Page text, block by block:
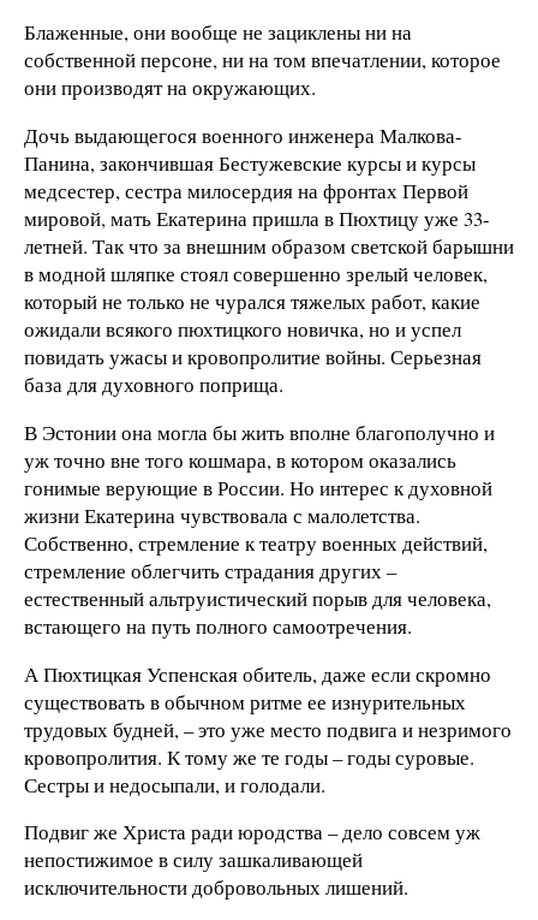
Блаженные, они вообще не зациклены ни на
собственной персоне, ни на том впечатлении, которое
они производят на окружающих.
Дочь выдающегося военного инженера Малкова-
Панина, закончившая Бестужевские курсы и курсы
медсестер, сестра милосердия на фронтах Первой
мировой, мать Екатерина пришла в Пюхтицу уже 33-
летней. Так что за внешним образом светской барышни
в модной шляпке стоял совершенно зрелый человек,
который не только не чурался тяжелых работ, какие
ожидали всякого пюхтицкого новичка, но и успел
повидать ужасы и кровопролитие войны. Серьезная
база для духовного поприща.
В Эстонии она могла бы жить вполне благополучно и
уж точно вне того кошмара, в котором оказались
гонимые верующие в России. Но интерес к духовной
жизни Екатерина чувствовала с малолетства.
Собственно, стремление к театру военных действий,
стремление облегчить страдания других –
естественный альтруистический порыв для человека,
встающего на путь полного самоотречения.
А Пюхтицкая Успенская обитель, даже если скромно
существовать в обычном ритме ее изнурительных
трудовых будней, – это уже место подвига и незримого
кровопролития. К тому же те годы – годы суровые.
Сестры и недосыпали, и голодали.
Подвиг же Христа ради юродства – дело совсем уж
непостижимое в силу зашкаливающей
исключительности добровольных лишений.